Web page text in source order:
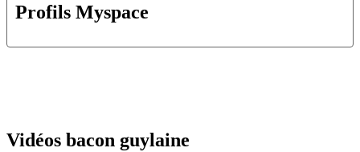
Profils Myspace
Vidéos bacon guylaine